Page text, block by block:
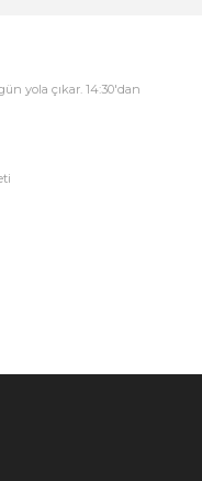
yola çıkar. 14:30'dan